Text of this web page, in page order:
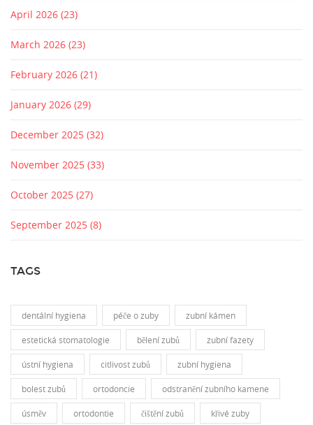
April 2026 (23)
March 2026 (23)
February 2026 (21)
January 2026 (29)
December 2025 (32)
November 2025 (33)
October 2025 (27)
September 2025 (8)
TAGS
dentální hygiena péče o zuby zubní kámen
estetická stomatologie bělení zubů zubní fazety
ústní hygiena citlivost zubů zubní hygiena
bolest zubů ortodoncie odstranění zubního kamene
úsměv ortodontie čištění zubů křivé zuby